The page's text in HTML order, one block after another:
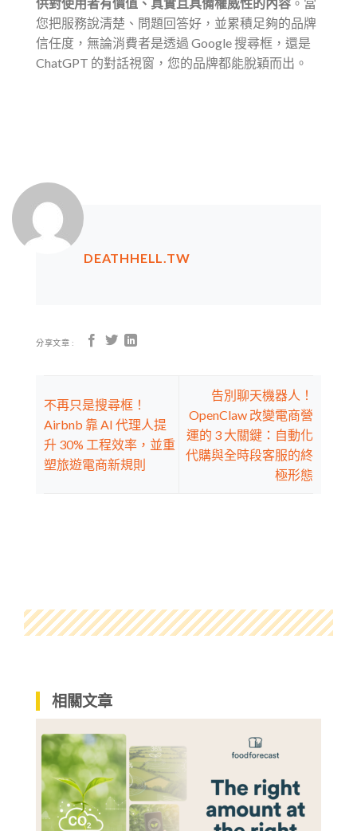
您把服務說清楚、問題回答好，並累積足夠的品牌
信任度，無論消費者是透過 Google 搜尋框，還是
ChatGPT 的對話視窗，您的品牌都能脫穎而出。
DEATHHELL.TW
分享文章 :
不再只是搜尋框！
Airbnb 靠 AI 代理人提
升 30% 工程效率，並重
塑旅遊電商新規則
告別聊天機器人！
OpenClaw 改變電商營
運的 3 大關鍵：自動化
代購與全時段客服的終
極形態
相關文章